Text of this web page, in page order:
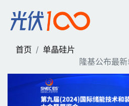
隆基公布最
首页
单晶硅片
隆基公布最
降30%！